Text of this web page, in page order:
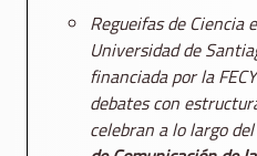
Regueifas de Ciencia
Universidad de
financiada por la
debates con
celebran a lo largo